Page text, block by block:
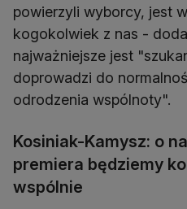
powierzyli wyborcy, jest
kogokolwiek z nas -
najważniejsze jest
doprowadzi do
odrodzenia wspólnoty".
Kosiniak-Kamysz: o
premiera będziemy
wspólnie